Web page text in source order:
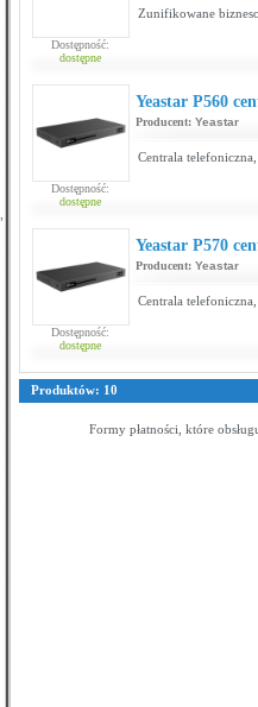
Dostępność:
dostępne
Zunifikowane
Dostępność:
dostępne
Yeastar P560
Producent: Yeastar
Centrala
Dostępność:
dostępne
Yeastar P570
Producent: Yeastar
Centrala
Produktów: 10
Formy płatności, które